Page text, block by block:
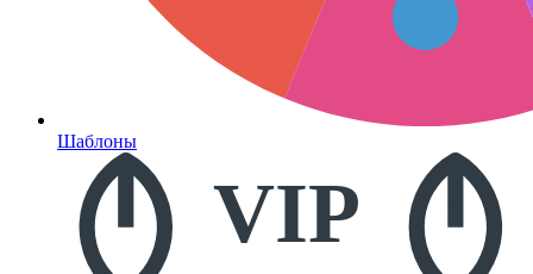
Шаблоны